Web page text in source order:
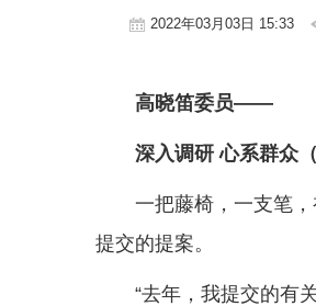
2022年03月03日 15:33
高晓笛委员——
深入调研 心系群众
一把藤椅，一支笔
提交的提案。
“去年，我提交的有